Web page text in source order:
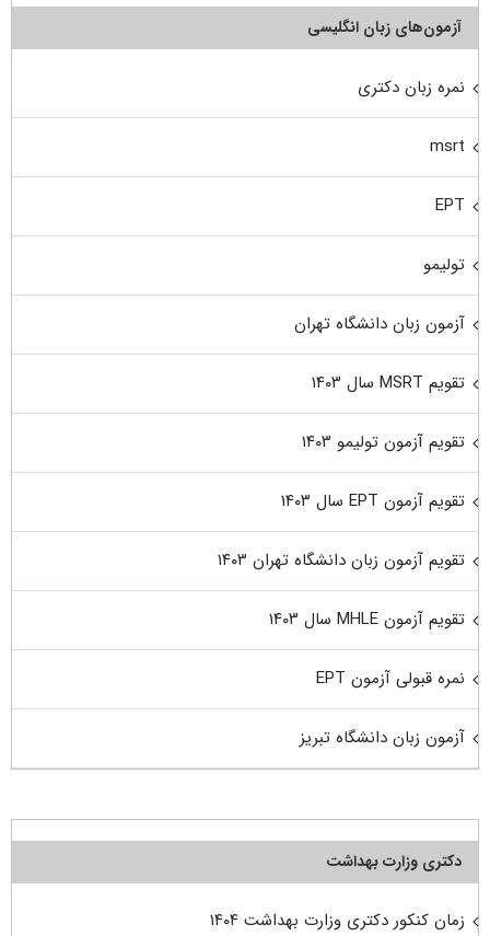
آزمون‌های زبان انگلیسی
نمره زبان دکتری
msrt
EPT
تولیمو
آزمون زبان دانشگاه تهران
تقویم MSRT سال ۱۴۰۳
تقویم آزمون تولیمو ۱۴۰۳
تقویم آزمون EPT سال ۱۴۰۳
تقویم آزمون زبان دانشگاه تهران ۱۴۰۳
تقویم آزمون MHLE سال ۱۴۰۳
نمره قبولی آزمون EPT
آزمون زبان دانشگاه تبریز
دکتری وزارت بهداشت
زمان کنکور دکتری وزارت بهداشت ۱۴۰۴